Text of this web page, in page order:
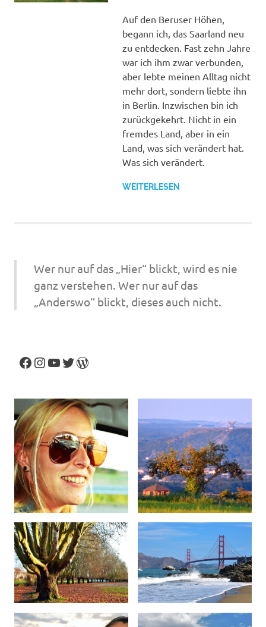
Auf den Beruser Höhen,
begann ich, das Saarland neu
zu entdecken. Fast zehn Jahre
war ich ihm zwar verbunden,
aber lebte meinen Alltag nicht
mehr dort, sondern liebte ihn
in Berlin. Inzwischen bin ich
zurückgekehrt. Nicht in ein
fremdes Land, aber in ein
Land, was sich verändert hat.
Was sich verändert.
WEITERLESEN
Wer nur auf das „Hier“ blickt, wird es nie
ganz verstehen. Wer nur auf das
„Anderswo“ blickt, dieses auch nicht.
Facebook
Instagram
YouTube
Twitter
WordPress